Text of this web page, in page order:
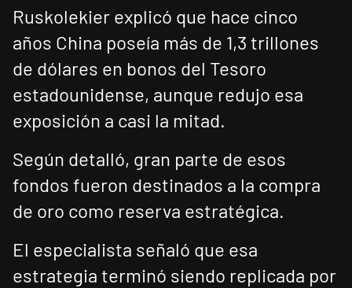
Ruskolekier explicó que hace cinco
años China poseía más de 1,3 trillones
de dólares en bonos del Tesoro
estadounidense, aunque redujo esa
exposición a casi la mitad.
Según detalló, gran parte de esos
fondos fueron destinados a la compra
de oro como reserva estratégica.
El especialista señaló que esa
estrategia terminó siendo replicada por